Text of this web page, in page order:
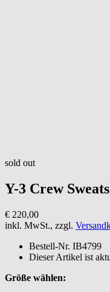
sold out
Y-3 Crew
€ 220,00
inkl. MwSt., zzgl.
Bestell-Nr. IB4799
Dieser Artikel ist
Größe wählen: